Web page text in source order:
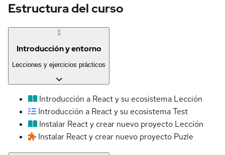
Estructura del curso
1
Introducción y entorno
Lecciones y ejercicios prácticos
Introducción a React y su ecosistema Lección
Introducción a React y su ecosistemaTest
Instalar React y crear nuevo proyecto Lección
Instalar React y crear nuevo proyecto Puzle